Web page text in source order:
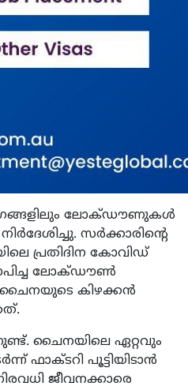
ലോക്ഡൗണുകള്‍
സര്‍ക്കാരിന്റെ
പ്രതിദിന കോവിഡ്
ലോക്ഡൗണ്‍
ചൈനയുടെ കിഴക്കന്‍
ചൈനയിലെ ഏറ്റവും
ഫാക്ടറി പൂട്ടിയിടാന്‍
ജീവനക്കാരെ